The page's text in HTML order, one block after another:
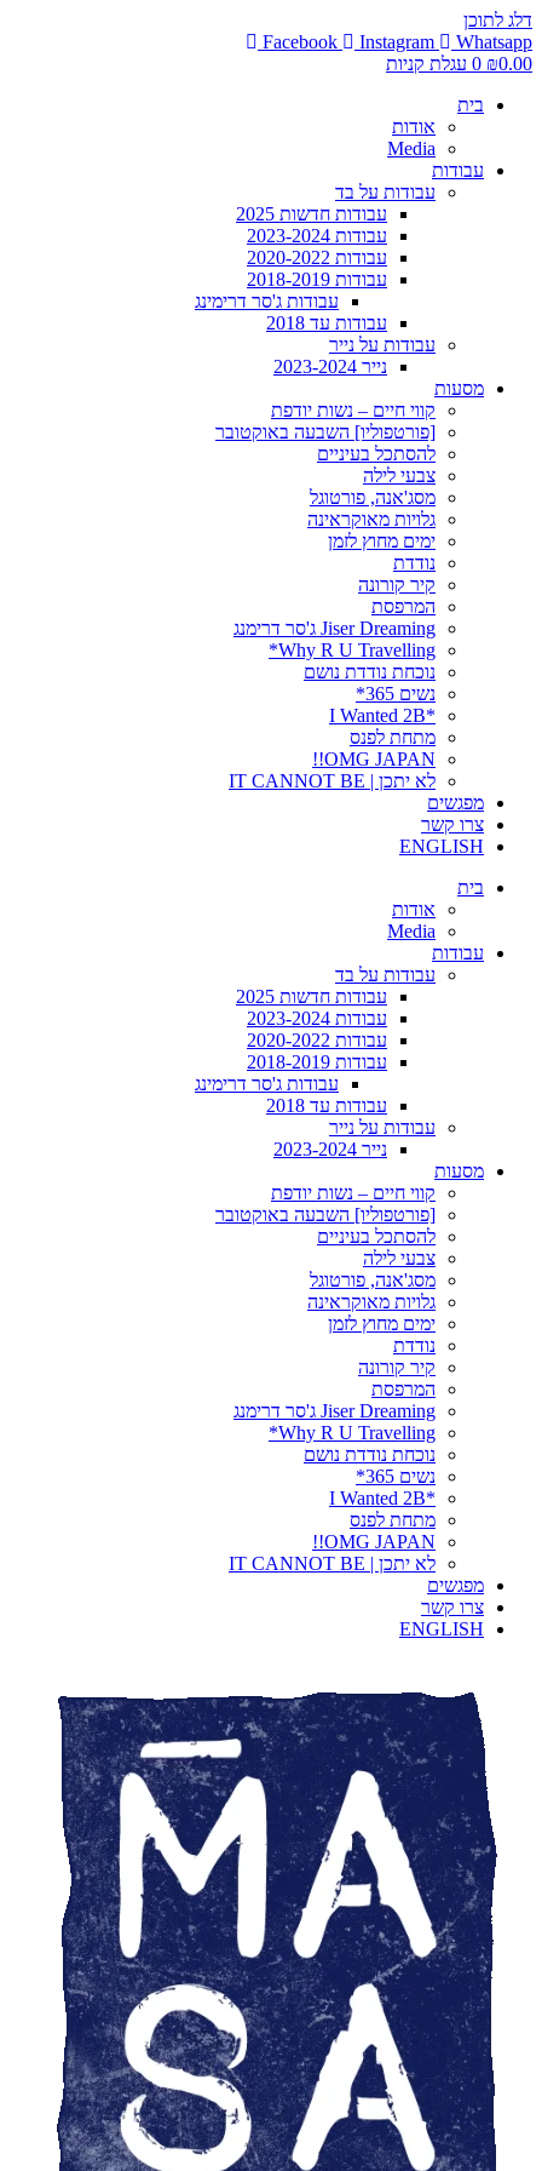
דלג לתוכן
Facebook
Instagram
Whatsapp
₪0.00
0 עגלת קניות
בית
אודות
Media
עבודות
עבודות על בד
עבודות חדשות 2025
עבודות 2023-2024
עבודות 2020-2022
עבודות 2018-2019
עבודות ג'סר דרימינג
עבודות עד 2018
עבודות על נייר
נייר 2023-2024
מסעות
קווי חיים – נשות יודפת
[פורטפוליו] השבעה באוקטובר
להסתכל בעיניים
צבעי לילה
מסג'אנה, פורטוגל
גלויות מאוקראינה
ימים מחוץ לזמן
נודדת
קיר קורונה
המרפסת
Jiser Dreaming ג'סר דרימנג
Why R U Travelling*
נוכחת נודדת נושם
נשים 365*
*I Wanted 2B
מתחת לפנס
OMG JAPAN!!
לא יתכן | IT CANNOT BE
מפגשים
צרו קשר
ENGLISH
בית
אודות
Media
עבודות
עבודות על בד
עבודות חדשות 2025
עבודות 2023-2024
עבודות 2020-2022
עבודות 2018-2019
עבודות ג'סר דרימינג
עבודות עד 2018
עבודות על נייר
נייר 2023-2024
מסעות
קווי חיים – נשות יודפת
[פורטפוליו] השבעה באוקטובר
להסתכל בעיניים
צבעי לילה
מסג'אנה, פורטוגל
גלויות מאוקראינה
ימים מחוץ לזמן
נודדת
קיר קורונה
המרפסת
Jiser Dreaming ג'סר דרימנג
Why R U Travelling*
נוכחת נודדת נושם
נשים 365*
*I Wanted 2B
מתחת לפנס
OMG JAPAN!!
לא יתכן | IT CANNOT BE
מפגשים
צרו קשר
ENGLISH